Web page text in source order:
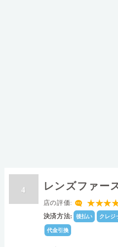
4 レンズファー
店の評価:
決済方法: 後払い クレジ
代金引換